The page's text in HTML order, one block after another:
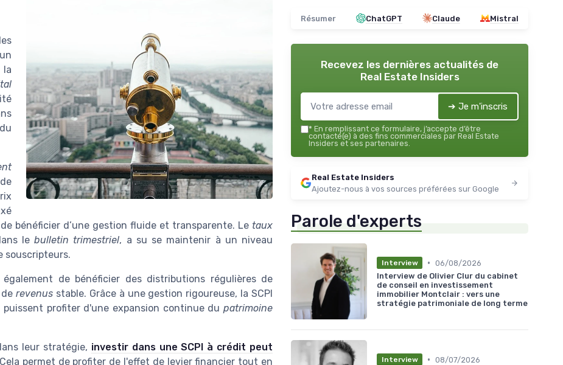
bénéficier d’une gestion fluide et transparente. Le taux
le bulletin trimestriel, a su se maintenir à un niveau
souscripteurs.
de bénéficier des distributions régulières de
derevenus stable. Grâce à une gestion rigoureuse, la SCPI
profiter d'une expansion continue du patrimoine
leur stratégie, investir dans une SCPI à crédit peut
permet de profiter de l'effet de levier financier tout en
Résumer ChatGPT Claude Mistral
Recevez les dernières actualités de
Real Estate Insiders
➔ Je m'inscris
* En remplissant ce formulaire, j’accepte d’être
contacté(e) à des fins commerciales par Real Estate
Insiders et ses partenaires.
Real Estate Insiders
Ajoutez-nous à vos sources préférées sur Google
Parole d'experts
Interview • 06/08/2026
Interview de Olivier Clur du cabinet
de conseil en investissement
immobilier Montclair : vers une
stratégie patrimoniale de long terme
Interview • 08/07/2026